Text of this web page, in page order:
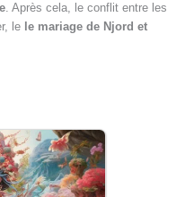
. Après cela, le conflit entre les
le le mariage de Njord et